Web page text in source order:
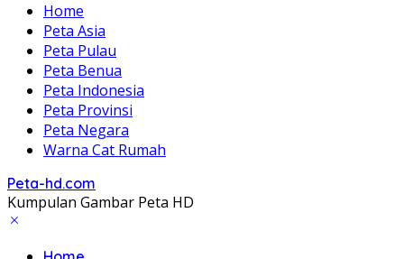
Home
Peta Asia
Peta Pulau
Peta Benua
Peta Indonesia
Peta Provinsi
Peta Negara
Warna Cat Rumah
Peta-hd.com
Kumpulan Gambar Peta HD